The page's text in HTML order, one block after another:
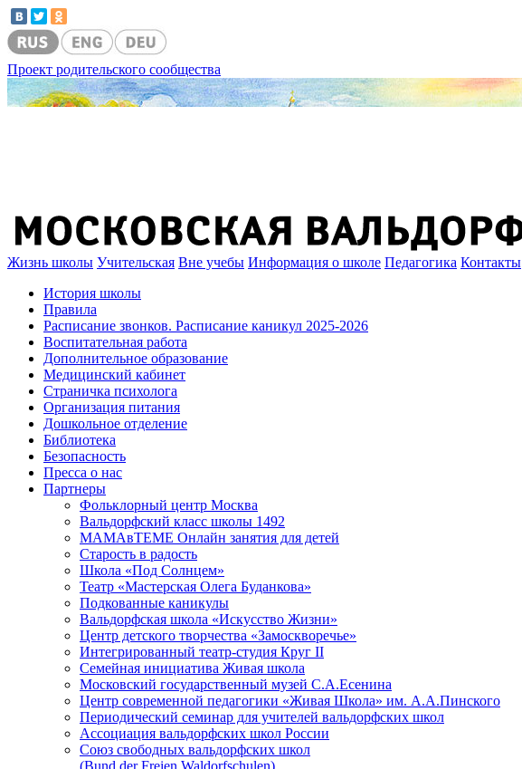
Проект родительского сообщества
Жизнь школы Учительская Вне учебы Информация о школе Педагогика Контакты
История школы
Правила
Расписание звонков. Расписание каникул 2025-2026
Воспитательная работа
Дополнительное образование
Медицинский кабинет
Страничка психолога
Организация питания
Дошкольное отделение
Библиотека
Безопасность
Пресса о нас
Партнеры
Фольклорный центр Москва
Вальдорфский класс школы 1492
МАМАвТЕМЕ Онлайн занятия для детей
Старость в радость
Школа «Под Солнцем»
Театр «Мастерская Олега Буданкова»
Подкованные каникулы
Вальдорфская школа «Искусство Жизни»
Центр детского творчества «Замоскворечье»
Интегрированный театр-студия Круг II
Семейная инициатива Живая школа
Московский государственный музей С.А.Есенина
Центр современной педагогики «Живая Школа» им. А.А.Пинского
Периодический семинар для учителей вальдорфских школ
Ассоциация вальдорфских школ России
Союз свободных вальдорфских школ